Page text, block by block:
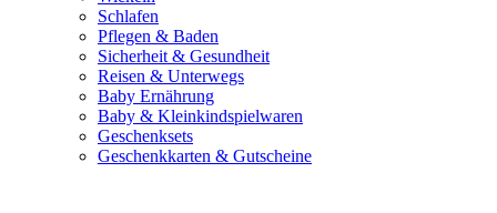
Schlafen
Pflegen & Baden
Sicherheit & Gesundheit
Reisen & Unterwegs
Baby Ernährung
Baby & Kleinkindspielwaren
Geschenksets
Geschenkkarten & Gutscheine